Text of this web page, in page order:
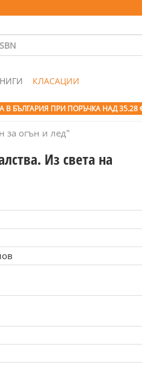
КЛАСАЦИИ
В БЪЛГАРИЯ ПРИ ПОРЪЧКА НАД 35.28
за огън и лед"
Из света на